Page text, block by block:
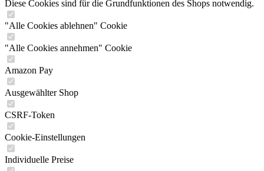
Diese Cookies sind für die Grundfunktionen des Shops notwendig.
"Alle Cookies ablehnen" Cookie
"Alle Cookies annehmen" Cookie
Amazon Pay
Ausgewählter Shop
CSRF-Token
Cookie-Einstellungen
Individuelle Preise